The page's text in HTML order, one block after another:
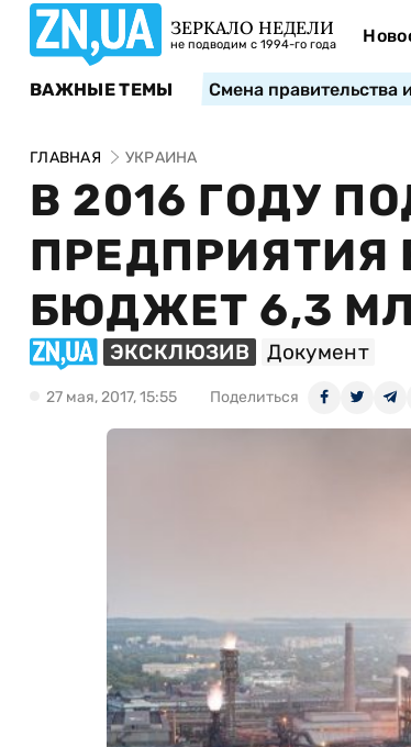
ЗЕРКАЛО НЕДЕЛИ
не подводим с 1994-го года
ВАЖНЫЕ ТЕМЫ Смена правительства
ГЛАВНАЯ УКРАИНА
В 2016 ГОДУ
ПРЕДПРИЯТИЯ
БЮДЖЕТ 6,3
ЭКСКЛЮЗИВ Документ
27 мая, 2017, 15:55 Поделиться